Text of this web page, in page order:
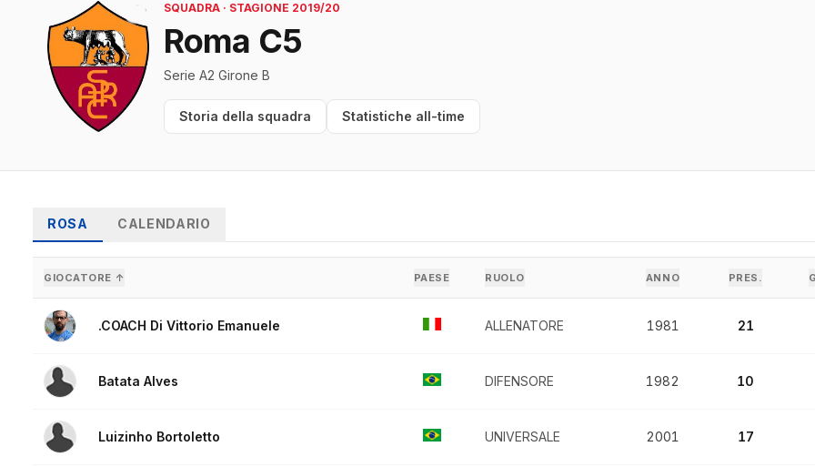
SQUADRA · STAGIONE 2019/20
Roma C5
Serie A2 Girone B
Storia della squadra Statistiche all-time
ROSA CALENDARIO
GIOCATORE ↑ PAESE RUOLO ANNO PRES.
.COACH Di Vittorio Emanuele ALLENATORE 1981 21
Batata Alves DIFENSORE 1982 10
Luizinho Bortoletto UNIVERSALE 2001 17